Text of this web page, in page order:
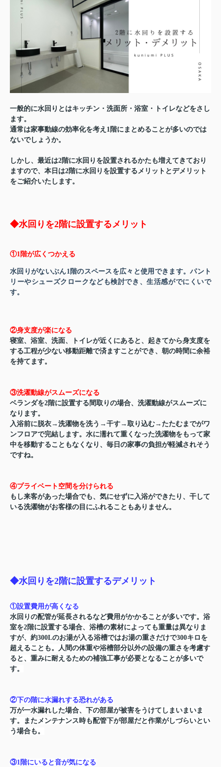
一般的に水回りとはキッチン・洗面所・浴室・トイレなどをさし
ます。
通常は家事動線の効率化を考え1階にまとめることが多いのでは
ないでしょうか。
しかし、最近は2階に水回りを設置されるかたも増えてきており
ますので、本日は2階に水回りを設置するメリットとデメリット
をご紹介いたします。
◆水回りを2階に設置するメリット
①1階が広くつかえる
水回りがないぶん1階のスペースを広々と使用できます。パント
リーやシューズクロークなども検討でき、生活感がでにくいで
す。
②身支度が楽になる
寝室、浴室、洗面、トイレが近くにあると、起きてから身支度を
する工程が少ない移動距離で済ますことができ、朝の時間に余裕
を持てます。
③洗濯動線がスムーズになる
ベランダを2階に設置する間取りの場合、洗濯動線がスムーズに
なります。
入浴前に脱衣→洗濯物を洗う→干す→取り込む→たたむまでがワ
ンフロアで完結します。水に濡れて重くなった洗濯物をもって家
中を移動することもなくなり、毎日の家事の負担が軽減されそう
ですね。
④プライベート空間を分けられる
もし来客があった場合でも、気にせずに入浴ができたり、干して
いる洗濯物がお客様の目にふれることもありません。
◆水回りを2階に設置するデメリット
①設置費用が高くなる
水回りの配管が延長されるなど費用がかかることが多いです。浴
室を2階に設置する場合、浴槽の素材によっても重量は異なりま
すが、約300Lのお湯が入る浴槽ではお湯の重さだけで300キロを
超えることも。人間の体重や浴槽部分以外の設備の重さを考慮す
ると、重みに耐えるための補強工事が必要となることが多いで
す。
②下の階に水漏れする恐れがある
万が一水漏れした場合、下の部屋が被害をうけてしまいまいま
す。またメンテナンス時も配管下が部屋だと作業がしづらいとい
う場合も。
③1階にいると音が気になる